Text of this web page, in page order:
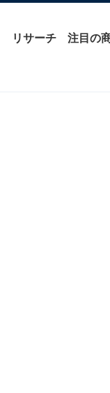
リサーチ 注目の